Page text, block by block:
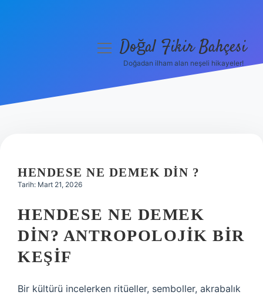
Hakkımızda
menüyüDoğal Fikir Bahçesi
Doğadan ilham alan neşeli hikayeler!
HENDESE NE DEMEK DIN ?
Tarih: Mart 21, 2026
HENDESE NE DEMEK
DIN? ANTROPOLOJIK BIR
KEŞIF
Bir kültürü incelerken ritüeller, semboller, akrabalık